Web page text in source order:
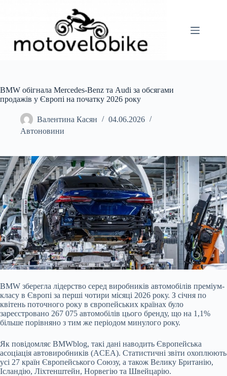
BMW обігнала Mercedes-Benz та Audi за обсягами
продажів у Європі на початку 2026 року
Валентина Касян
04.06.2026
Автоновини
BMW зберегла лідерство серед виробників автомобілів преміум-
класу в Європі за перші чотири місяці 2026 року. З січня по
квітень поточного року в європейських країнах було
зареєстровано 267 075 автомобілів цього бренду, що на 1,1%
більше порівняно з тим же періодом минулого року.
Як повідомляє BMWblog, такі дані наводить Європейська
асоціація автовиробників (ACEA). Статистичні звіти охоплюють
усі 27 країн Європейського Союзу, а також Велику Британію,
Ісландію, Ліхтенштейн, Норвегію та Швейцарію.